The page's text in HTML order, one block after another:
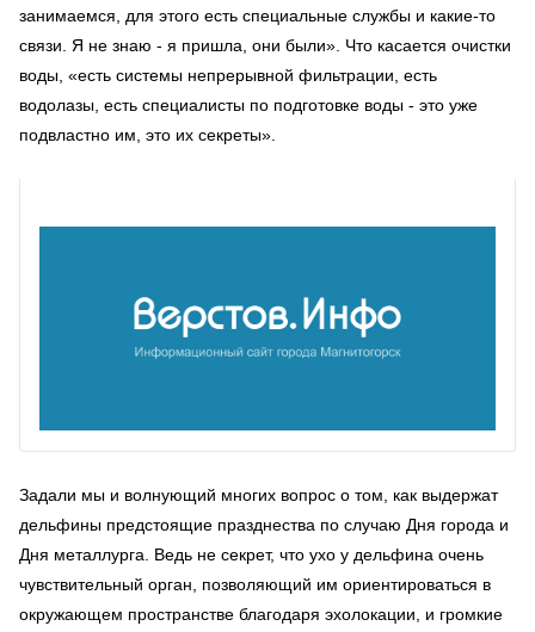
занимаемся, для этого есть специальные службы и какие-то
связи. Я не знаю - я пришла, они были». Что касается очистки
воды, «есть системы непрерывной фильтрации, есть
водолазы, есть специалисты по подготовке воды - это уже
подвластно им, это их секреты».
Задали мы и волнующий многих вопрос о том, как выдержат
дельфины предстоящие празднества по случаю Дня города и
Дня металлурга. Ведь не секрет, что ухо у дельфина очень
чувствительный орган, позволяющий им ориентироваться в
окружающем пространстве благодаря эхолокации, и громкие